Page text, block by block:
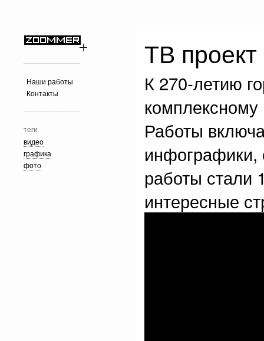
Наши работы
Контакты
теги
видео
графика
фото
ТВ
К 270-летию
комплексному
Работы
инфографики,
работы стали
интересные